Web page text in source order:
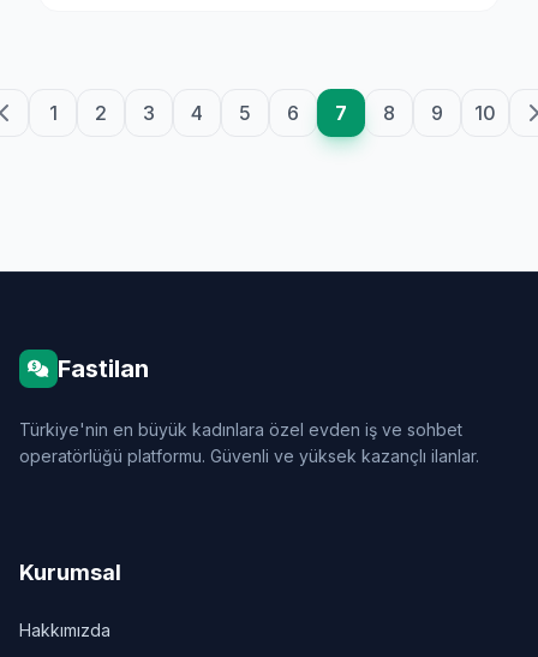
1 2 3 4 5 6 7 8 9 10
Fastilan
Türkiye'nin en büyük kadınlara özel evden iş ve sohbet
operatörlüğü platformu. Güvenli ve yüksek kazançlı ilanlar.
Kurumsal
Hakkımızda